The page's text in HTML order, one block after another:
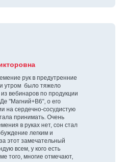
рук в предутренние
утром было тяжело
вебинаров по продукции
"Магний+В6", о его
на сердечно-сосудистую
принимать. Очень
в руках нет, сон стал
легким и
этот замечательный
всем, у кого есть
того, многие отмечают,